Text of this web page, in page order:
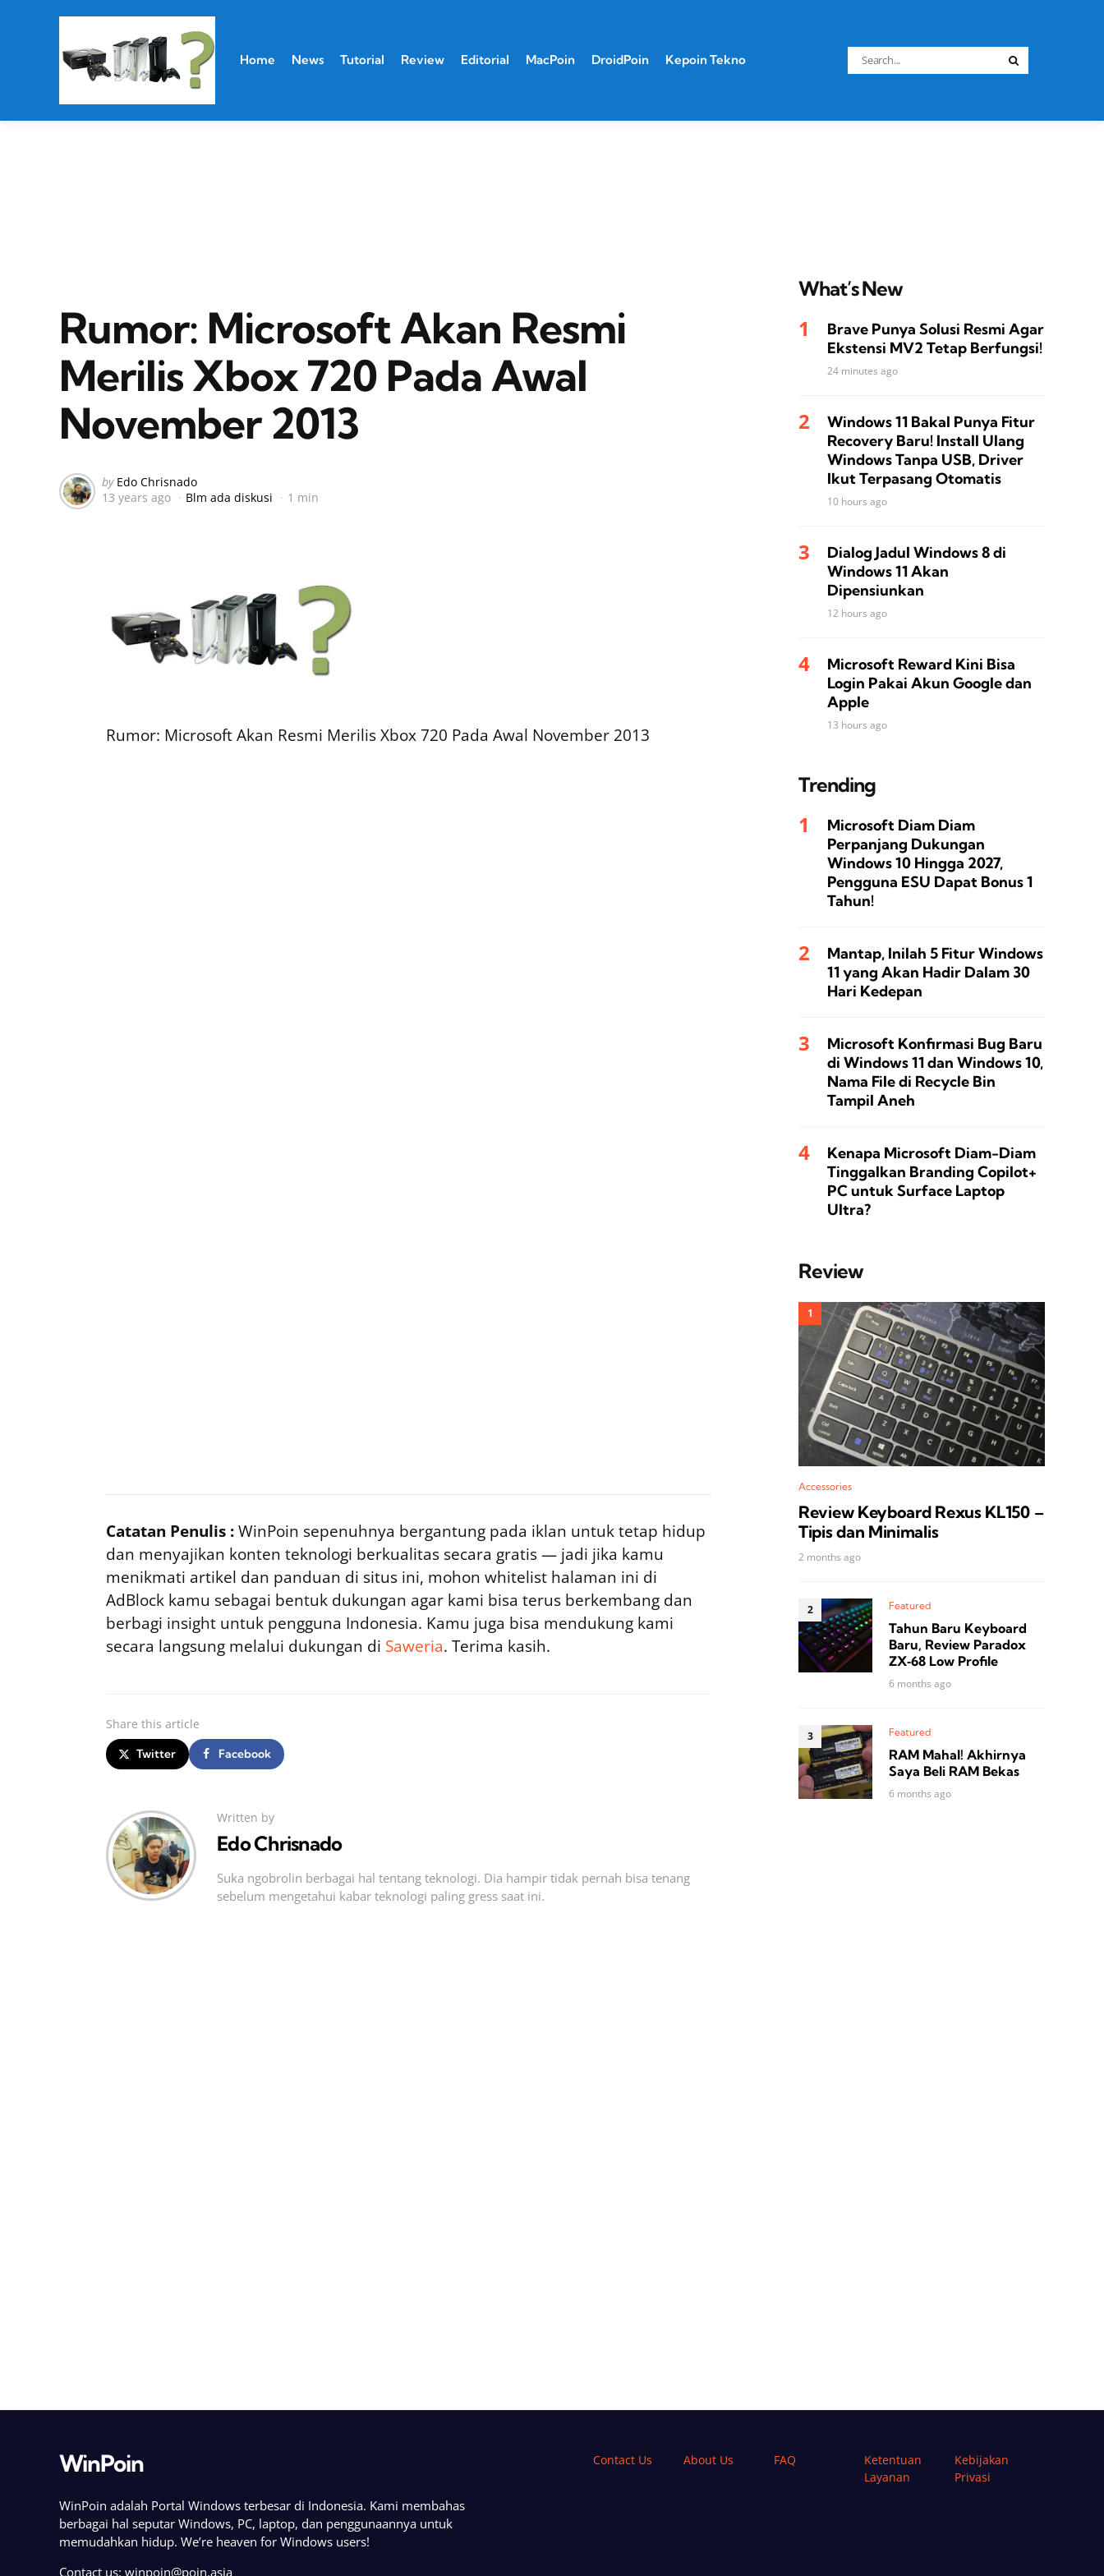
Home News Tutorial Review Editorial MacPoin DroidPoin Kepoin Tekno
Search
for:
Rumor: Microsoft Akan Resmi
Merilis Xbox 720 Pada Awal
November 2013
Posted
by
by Edo Chrisnado
13 years ago
Blm ada diskusi 1 min
Rumor: Microsoft Akan Resmi Merilis Xbox 720 Pada Awal November 2013
Catatan Penulis :WinPoin sepenuhnya bergantung pada iklan untuk tetap hidup
dan menyajikan konten teknologi berkualitas secara gratis — jadi jika kamu
menikmati artikel dan panduan di situs ini, mohon whitelist halaman ini di
AdBlock kamu sebagai bentuk dukungan agar kami bisa terus berkembang dan
berbagi insight untuk pengguna Indonesia. Kamu juga bisa mendukung kami
secara langsung melalui dukungan di Saweria. Terima kasih.
Share this article
Twitter Facebook
Written by
Edo Chrisnado
Suka ngobrolin berbagai hal tentang teknologi. Dia hampir tidak pernah bisa tenang
sebelum mengetahui kabar teknologi paling gress saat ini.
What’s New
Brave Punya Solusi Resmi Agar
Ekstensi MV2 Tetap Berfungsi!
24 minutes ago
Windows 11 Bakal Punya Fitur
Recovery Baru! Install Ulang
Windows Tanpa USB, Driver
Ikut Terpasang Otomatis
10 hours ago
Dialog Jadul Windows 8 di
Windows 11 Akan
Dipensiunkan
12 hours ago
Microsoft Reward Kini Bisa
Login Pakai Akun Google dan
Apple
13 hours ago
Trending
Microsoft Diam Diam
Perpanjang Dukungan
Windows 10 Hingga 2027,
Pengguna ESU Dapat Bonus 1
Tahun!
Mantap, Inilah 5 Fitur Windows
11 yang Akan Hadir Dalam 30
Hari Kedepan
Microsoft Konfirmasi Bug Baru
di Windows 11 dan Windows 10,
Nama File di Recycle Bin
Tampil Aneh
Kenapa Microsoft Diam-Diam
Tinggalkan Branding Copilot+
PC untuk Surface Laptop
Ultra?
Review
Accessories
Review Keyboard Rexus KL150 –
Tipis dan Minimalis
2 months ago
Featured
Tahun Baru Keyboard
Baru, Review Paradox
ZX‑68 Low Profile
6 months ago
Featured
RAM Mahal! Akhirnya
Saya Beli RAM Bekas
6 months ago
WinPoin
WinPoin adalah Portal Windows terbesar di Indonesia. Kami membahas
berbagai hal seputar Windows, PC, laptop, dan penggunaannya untuk
memudahkan hidup. We’re heaven for Windows users!
Contact us: winpoin@poin.asia
Contact Us About Us FAQ
Ketentuan
Layanan
Kebijakan
Privasi